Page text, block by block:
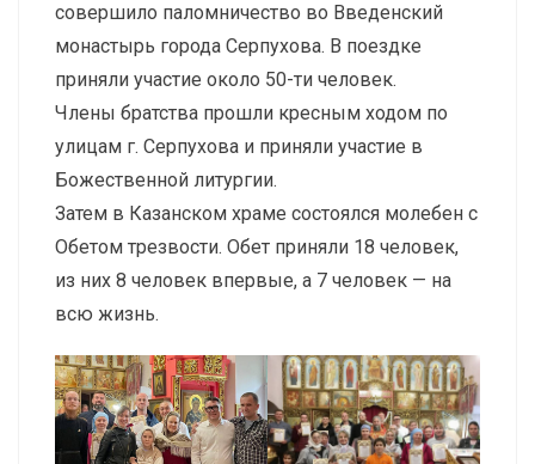
совершило паломничество во Введенский
монастырь города Серпухова. В поездке
приняли участие около 50-ти человек.
Члены братства прошли кресным ходом по
улицам г. Серпухова и приняли участие в
Божественной литургии.
Затем в Казанском храме состоялся молебен с
Обетом трезвости. Обет приняли 18 человек,
из них 8 человек впервые, а 7 человек — на
всю жизнь.